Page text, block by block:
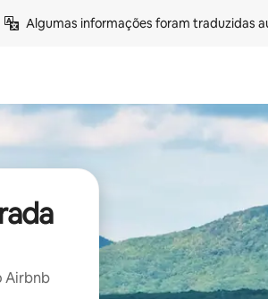
Algumas informações foram traduzidas
Airbnb